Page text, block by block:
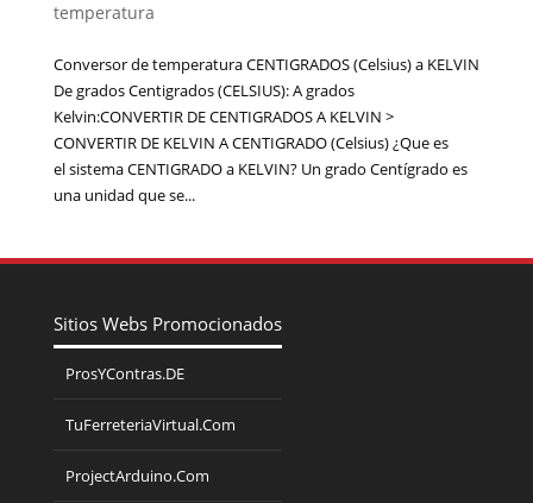
temperatura
Conversor de temperatura CENTIGRADOS (Celsius) a KELVIN
De grados Centigrados (CELSIUS): A grados
Kelvin:CONVERTIR DE CENTIGRADOS A KELVIN >
CONVERTIR DE KELVIN A CENTIGRADO (Celsius) ¿Que es
el sistema CENTIGRADO a KELVIN? Un grado Centígrado es
una unidad que se...
Sitios Webs Promocionados
ProsYContras.DE
TuFerreteriaVirtual.Com
ProjectArduino.Com